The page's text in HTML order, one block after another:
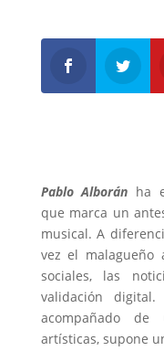
Pablo Alborán ha
que marca un
musical. A
vez el malagueño
sociales, las
validación
acompañado
artísticas, supone